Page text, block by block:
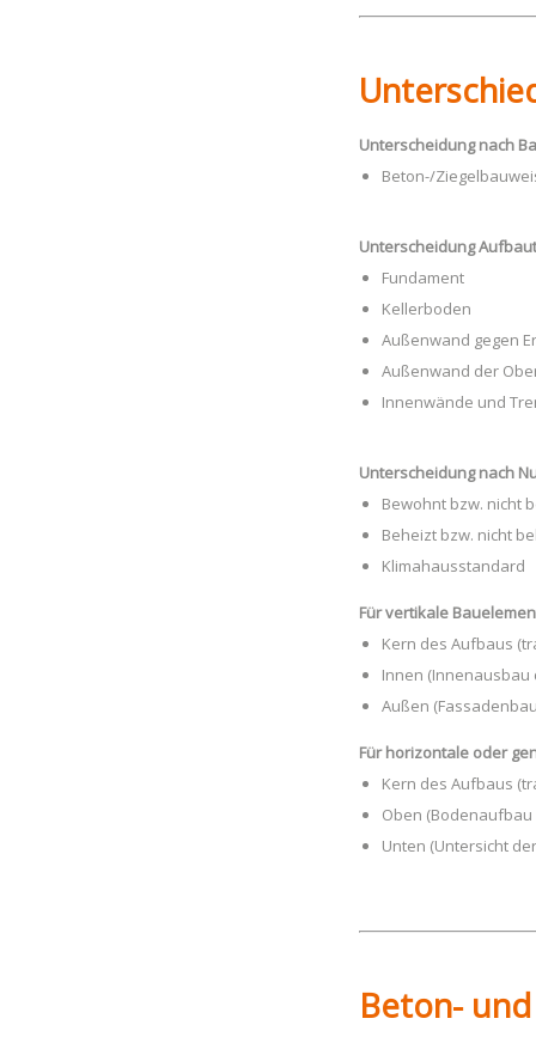
Unterscheidung nach
Beton-/Zieg
Unterscheidung
Fundament
Kellerboden
Außenwand gegen
Außenwand der
Innenwände und
Unterscheidung nach
Bewohnt bzw. nicht
Beheizt bzw. nicht
Klimahausstandard
Für vertikale
Kern des Aufbaus
Innen (Innenausbau
Außen
Für horizontale oder
Kern des Aufbaus
Oben (Bodenaufbau
Unten (Untersicht
Beton-